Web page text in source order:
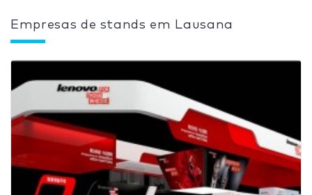
Empresas de stands em Lausana